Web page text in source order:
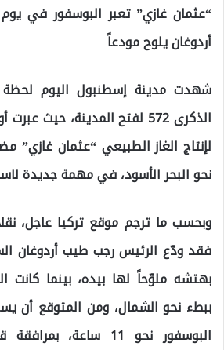
“عثمان غازي” تعبر البوسفور في
أردوغان يلوح مودعاً
شهدت مدينة إسطنبول اليوم لحظة
الذكرى 572 لفتح المدينة، حيث عبرت أول
لإنتاج الغاز الطبيعي “عثمان غازي”
نحو البحر الأسود، في مهمة جديدة
وبحسب ما ترجم موقع تركيا عاجل،
فقد ودّع الرئيس رجب طيب أردوغان
بهتشه ملوّحاً لها بيده، بينما كانت
ببطء نحو الشمال، ومن المتوقع أن
البوسفور نحو 11 ساعة،